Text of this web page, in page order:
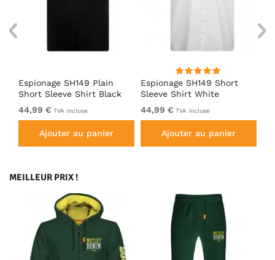
Espionage SH149 Plain
Short Sleeve Shirt Black
44,99 € TVA incluse
Ajouter au panier
Espionage SH149 Short
Sleeve Shirt White
44,99 € TVA incluse
Ajouter au panier
MEILLEUR PRIX !